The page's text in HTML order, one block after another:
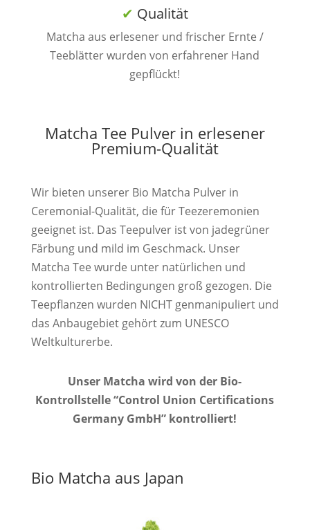
✔ Qualität
Matcha aus erlesener und frischer Ernte /
Teeblätter wurden von erfahrener Hand
gepflückt!
Matcha Tee Pulver in erlesener
Premium-Qualität
Wir bieten unserer Bio Matcha Pulver in
Ceremonial-Qualität, die für Teezeremonien
geeignet ist. Das Teepulver ist von jadegrüner
Färbung und mild im Geschmack. Unser
Matcha Tee wurde unter natürlichen und
kontrollierten Bedingungen groß gezogen. Die
Teepflanzen wurden NICHT genmanipuliert und
das Anbaugebiet gehört zum UNESCO
Weltkulturerbe.
Unser Matcha wird von der Bio-
Kontrollstelle “Control Union Certifications
Germany GmbH” kontrolliert!
Bio Matcha aus Japan